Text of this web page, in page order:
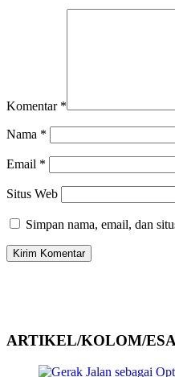
Komentar *
Nama *
Email *
Situs Web
Simpan nama, email, dan
ARTIKEL/KOLOM/